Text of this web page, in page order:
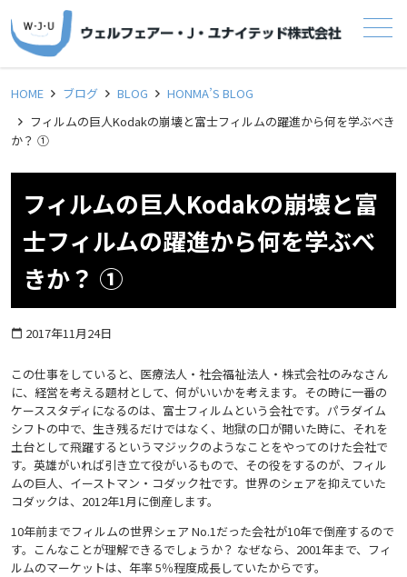
メニュー
HOME ブログ BLOG
HONMA’S BLOG
フィルムの巨人Kodakの崩壊と富士フィルムの躍進から何を学ぶべき
か？ ①
フィルムの巨人Kodakの崩壊と富
士フィルムの躍進から何を学ぶべ
きか？ ①
calendar_today 2017年11月24日
この仕事をしていると、医療法人・社会福祉法人・株式会社のみなさん
に、経営を考える題材として、何がいいかを考えます。その時に一番の
ケーススタディになるのは、富士フィルムという会社です。パラダイム
シフトの中で、生き残るだけではなく、地獄の口が開いた時に、それを
土台として飛躍するというマジックのようなことをやってのけた会社で
す。英雄がいれば引き立て役がいるもので、その役をするのが、フィル
ムの巨人、イーストマン・コダック社です。世界のシェアを抑えていた
コダックは、2012年1月に倒産します。
10年前までフィルムの世界シェア No.1だった会社が10年で倒産するので
す。こんなことが理解できるでしょうか？ なぜなら、2001年まで、フィ
ルムのマーケットは、年率 5％程度成長していたからです。